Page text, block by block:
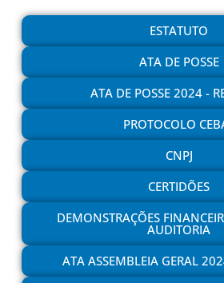
ESTATUTO
ATA DE POSSE
ATA DE POSSE 2024 -
PROTOCOLO
CNPJ
CERTIDÕES
DEMONSTRAÇÕES
AUDITORIA
ATA ASSEMBLEIA GERAL